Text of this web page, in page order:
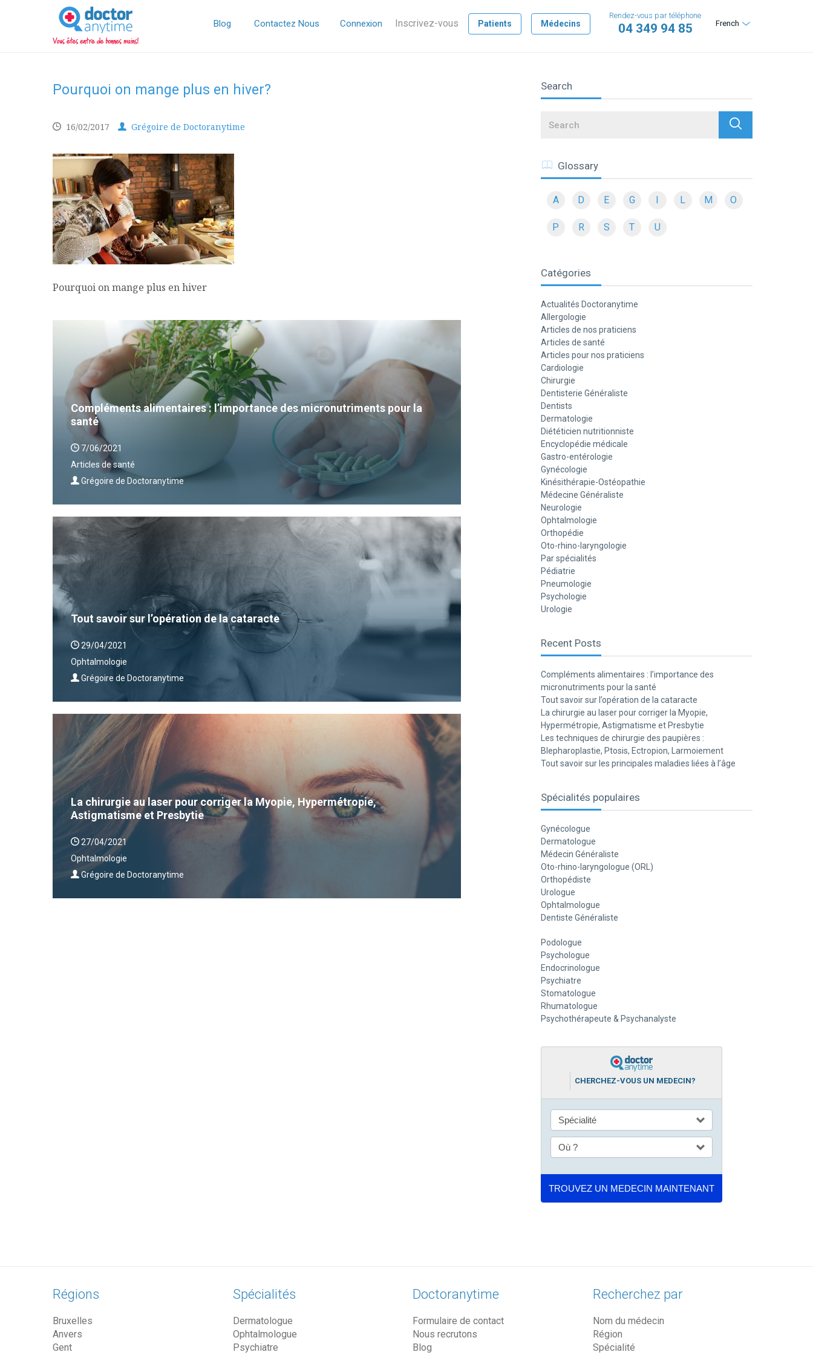
DoctorAnyTime
You
are
in
good
Blog Contactez Nous Connexion Inscrivez-vous Patients Médecins French
Rendez-vous par téléphone
04 349 94 85
Pourquoi on mange plus en hiver?
16/02/2017 Grégoire de Doctoranytime
Pourquoi on mange plus en hiver
Compléments alimentaires : l’importance des micronutriments pour la
santé
7/06/2021
Articles de santé
Grégoire de Doctoranytime
Tout savoir sur l’opération de la cataracte
29/04/2021
Ophtalmologie
Grégoire de Doctoranytime
La chirurgie au laser pour corriger la Myopie, Hypermétropie,
Astigmatisme et Presbytie
27/04/2021
Ophtalmologie
Grégoire de Doctoranytime
Search
Search
Glossary
A D E G I L M O
P R S T U
Catégories
Actualités Doctoranytime
Allergologie
Articles de nos praticiens
Articles de santé
Articles pour nos praticiens
Cardiologie
Chirurgie
Dentisterie Généraliste
Dentists
Dermatologie
Diététicien nutritionniste
Encyclopédie médicale
Gastro-entérologie
Gynécologie
Kinésithérapie-Ostéopathie
Médecine Généraliste
Neurologie
Ophtalmologie
Orthopédie
Oto-rhino-laryngologie
Par spécialités
Pédiatrie
Pneumologie
Psychologie
Urologie
Recent Posts
Compléments alimentaires : l’importance des
micronutriments pour la santé
Tout savoir sur l’opération de la cataracte
La chirurgie au laser pour corriger la Myopie,
Hypermétropie, Astigmatisme et Presbytie
Les techniques de chirurgie des paupières :
Blepharoplastie, Ptosis, Ectropion, Larmoiement
Tout savoir sur les principales maladies liées à l’âge
Spécialités populaires
Gynécologue
Dermatologue
Médecin Généraliste
Oto-rhino-laryngologue (ORL)
Orthopédiste
Urologue
Ophtalmologue
Dentiste Généraliste
Podologue
Psychologue
Endocrinologue
Psychiatre
Stomatologue
Rhumatologue
Psychothérapeute & Psychanalyste
CHERCHEZ-VOUS UN MEDECIN?
Régions
Bruxelles
Anvers
Gent
Spécialités
Dermatologue
Ophtalmologue
Psychiatre
Doctoranytime
Formulaire de contact
Nous recrutons
Blog
Recherchez par
Nom du médecin
Région
Spécialité